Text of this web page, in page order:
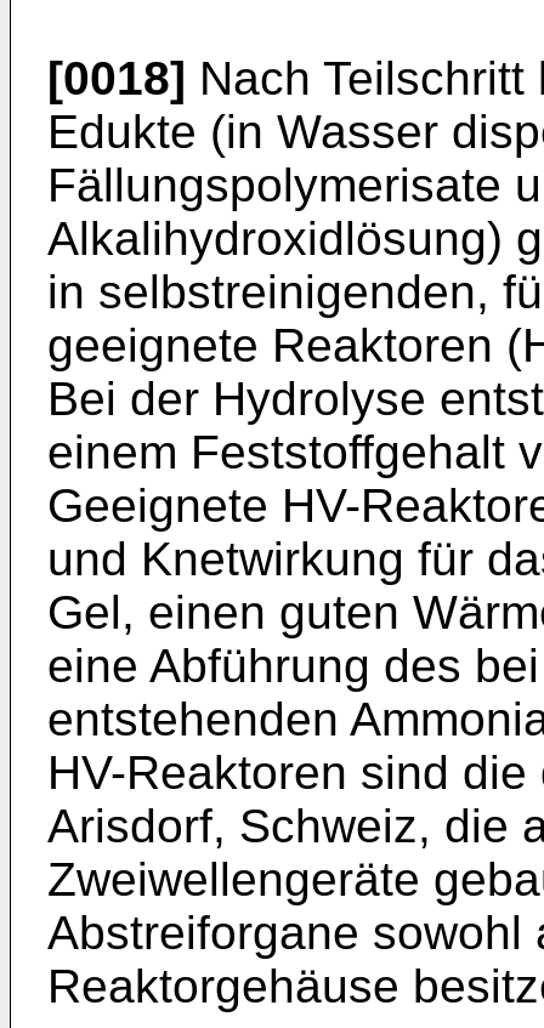
[0018] Nach
Edukte (in Wasser
Fällungspolymerisate
Alkalihydroxidlösung)
in selbstreinigenden,
geeignete Reaktoren
Bei der Hydrolyse
einem Feststoffgehalt
Geeignete HV-
und Knetwirkung für
Gel, einen guten
eine Abführung des
entstehenden
HV-Reaktoren sind
Arisdorf, Schweiz, die
Zweiwellengeräte
Abstreiforgane sowohl
Reaktorgehäuse